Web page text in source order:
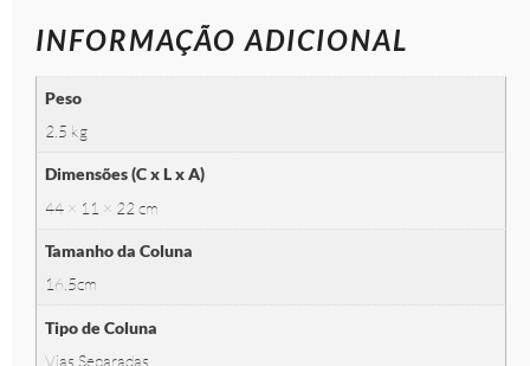
INFORMAÇÃO ADICIONAL
Peso
2.5 kg
Dimensões (C x L x A)
44 × 11 × 22 cm
Tamanho da Coluna
16,5cm
Tipo de Coluna
Vias Separadas